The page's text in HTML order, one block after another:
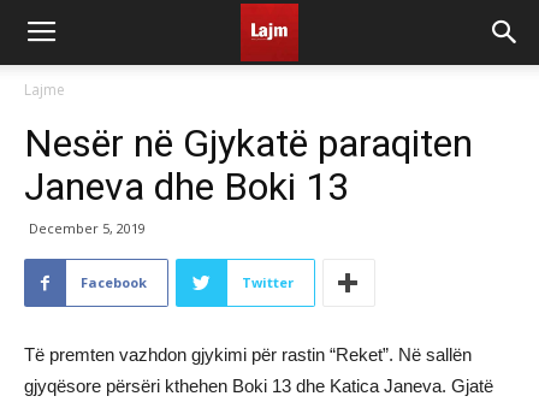
Lajme
Nesër në Gjykatë paraqiten
Janeva dhe Boki 13
December 5, 2019
Facebook Twitter
Të premten vazhdon gjykimi për rastin “Reket”. Në sallën
gjyqësore përsëri kthehen Boki 13 dhe Katica Janeva. Gjatë